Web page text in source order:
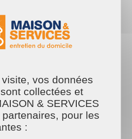
PARTAGER
Twitter Email
sur l'emploi et
marqué par plusieurs
nos agences et chez nos
vos données
collectées et
& SERVICES
pour les
: